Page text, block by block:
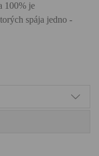
100% je
spája jedno -